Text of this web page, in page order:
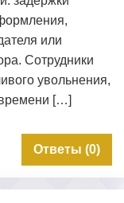
или
Сотрудники
увольнения,
[…]
Ответы (0)